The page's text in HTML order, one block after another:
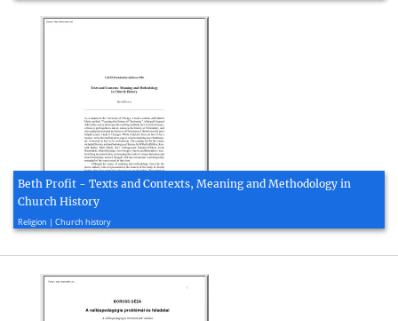
Beth Profit - Texts and Contexts, Meaning and Methodology in
Church History
Religion | Church history